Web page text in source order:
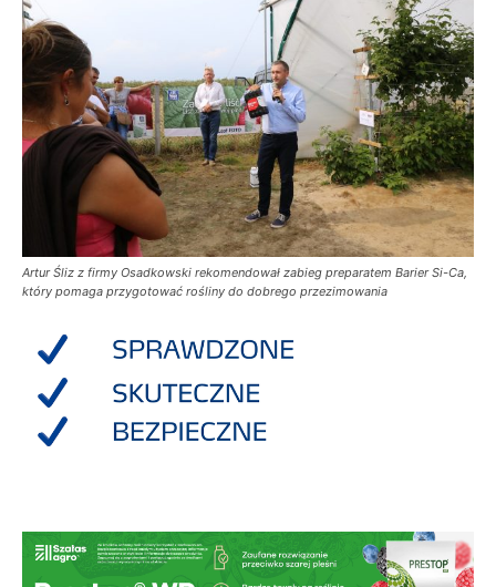
Artur Śliz z firmy Osadkowski rekomendował zabieg preparatem Barier Si-Ca,
który pomaga przygotować rośliny do dobrego przezimowania